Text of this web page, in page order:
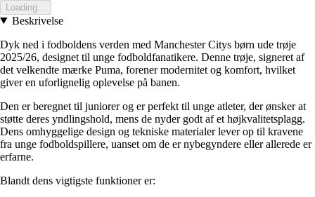
Loading...
Beskrivelse
Dyk ned i fodboldens verden med Manchester Citys børn ude trøje
2025/26, designet til unge fodboldfanatikere. Denne trøje, signeret af
det velkendte mærke Puma, forener modernitet og komfort, hvilket
giver en uforlignelig oplevelse på banen.
Den er beregnet til juniorer og er perfekt til unge atleter, der ønsker at
støtte deres yndlingshold, mens de nyder godt af et højkvalitetsplagg.
Dens omhyggelige design og tekniske materialer lever op til kravene
fra unge fodboldspillere, uanset om de er nybegyndere eller allerede er
erfarne.
Blandt dens vigtigste funktioner er: